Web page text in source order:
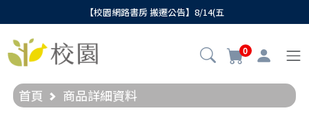
【校園網路書房 搬遷公告】8/14(五
0
首頁 商品詳細資料